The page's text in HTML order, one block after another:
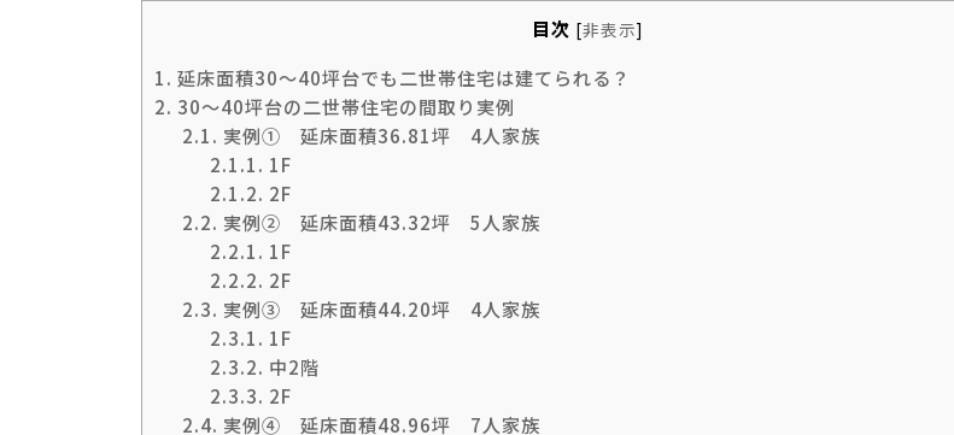
目次 [非表示]
1. 延床面積30～40坪台でも二世帯住宅は建てられる？
2. 30～40坪台の二世帯住宅の間取り実例
2.1. 実例① 延床面積36.81坪 4人家族
2.1.1. 1F
2.1.2. 2F
2.2. 実例② 延床面積43.32坪 5人家族
2.2.1. 1F
2.2.2. 2F
2.3. 実例③ 延床面積44.20坪 4人家族
2.3.1. 1F
2.3.2. 中2階
2.3.3. 2F
2.4. 実例④ 延床面積48.96坪 7人家族